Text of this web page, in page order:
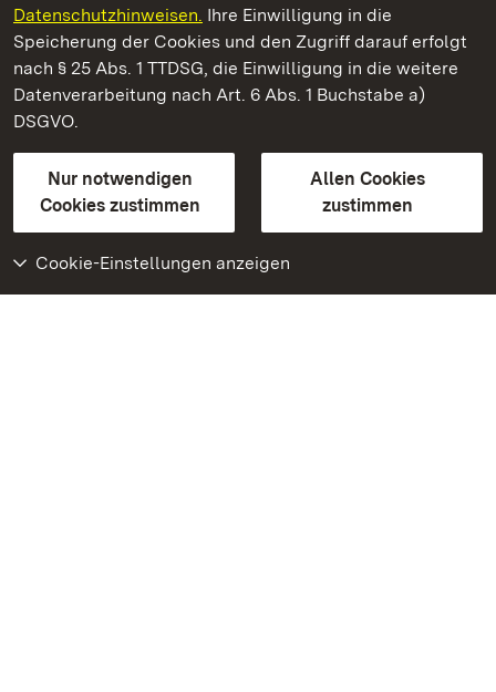
Datenschutzhinweisen. Ihre Einwilligung in die
Speicherung der Cookies und den Zugriff darauf erfolgt
nach § 25 Abs. 1 TTDSG, die Einwilligung in die weitere
Datenverarbeitung nach Art. 6 Abs. 1 Buchstabe a)
DSGVO.
Nur notwendigen
Cookies zustimmen
Allen Cookies
zustimmen
Cookie-Einstellungen anzeigen
Schloss Heidelberg
Staatliche Schlösser und Gärten Baden-Württemberg
Kontakt
GebärdenspracheLeichte Sprache
Erklärung zur Barrierefreiheit
BITV-konform (geprüfte Seiten)
Weiteres